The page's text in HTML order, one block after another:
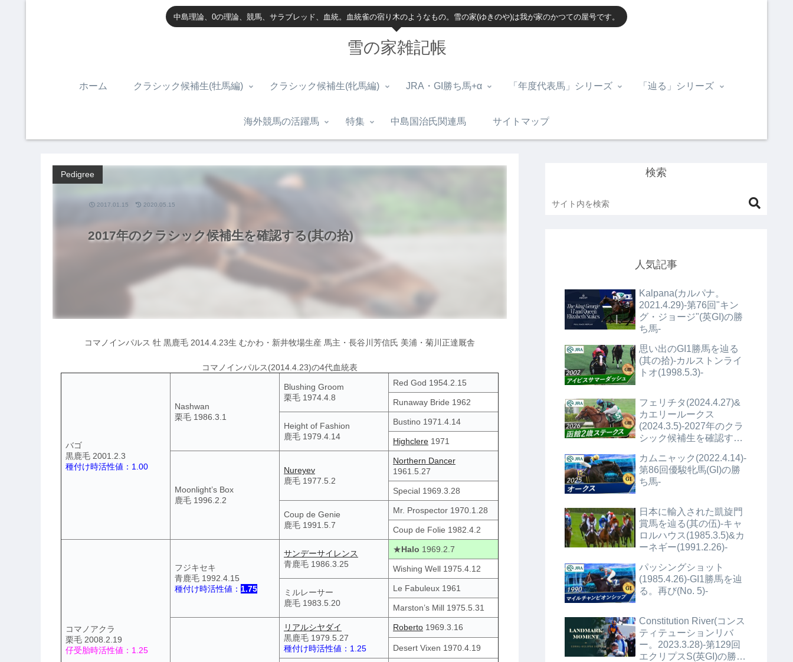
中島理論、0の理論、競馬、サラブレッド、血統。血統雀の宿り木のようなもの。雪の家(ゆきのや)は我が家のかつての屋号です。
雪の家雑記帳
ホーム クラシック候補生(牡馬編) クラシック候補生(牝馬編) JRA・GI勝ち馬+α 「年度代表馬」シリーズ 「辿る」シリーズ
海外競馬の活躍馬 特集 中島国治氏関連馬 サイトマップ
2017年のクラシック候補生を確認する(其の拾)
Pedigree
2017.01.15 2020.05.15
コマノインパルス 牡 黒鹿毛 2014.4.23生 むかわ・新井牧場生産 馬主・長谷川芳信氏 美浦・菊川正達厩舎
コマノインパルス(2014.4.23)の4代血統表
バゴ
黒鹿毛 2001.2.3
種付け時活性値：1.00
Nashwan
栗毛 1986.3.1
Blushing Groom
栗毛 1974.4.8
Red God 1954.2.15
Runaway Bride 1962
Height of Fashion
鹿毛 1979.4.14
Bustino 1971.4.14
Highclere 1971
Moonlight’s Box
鹿毛 1996.2.2
Nureyev
鹿毛 1977.5.2
Northern Dancer
1961.5.27
Special 1969.3.28
Coup de Genie
鹿毛 1991.5.7
Mr. Prospector 1970.1.28
Coup de Folie 1982.4.2
コマノアクラ
栗毛 2008.2.19
仔受胎時活性値：1.25
フジキセキ
青鹿毛 1992.4.15
種付け時活性値： 1.75
サンデーサイレンス
青鹿毛 1986.3.25
★Halo 1969.2.7
Wishing Well 1975.4.12
ミルレーサー
鹿毛 1983.5.20
Le Fabuleux 1961
Marston’s Mill 1975.5.31
リアルシヤダイ
黒鹿毛 1979.5.27
種付け時活性値：1.25
Roberto 1969.3.16
Desert Vixen 1970.4.19
検索
人気記事
Kalpana(カルパナ。
2021.4.29)-第76回"キン
グ・ジョージ"(英GI)の勝
ち馬-
思い出のGI1勝馬を辿る
(其の拾)-カルストンライ
トオ(1998.5.3)-
フェリチタ(2024.4.27)&
カエリールークス
(2024.3.5)-2027年のクラ
シック候補生を確認する
カムニャック(2022.4.14)-
第86回優駿牝馬(GI)の勝
ち馬-
日本に輸入された凱旋門
賞馬を辿る(其の伍)-キャ
ロルハウス(1985.3.5)&カ
ーネギー(1991.2.26)-
パッシングショット
(1985.4.26)-GI1勝馬を辿
る。再び(No. 5)-
Constitution River(コンス
ティテューションリバ
ー。2023.3.28)-第129回
エクリプスS(英GI)の勝ち